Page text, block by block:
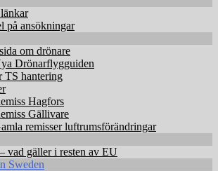
på ansökningar
om drönare
Drönarflygguiden
TS hantering
Hagfors
Gällivare
remisser luftrumsförändringar
vad gäller i resten av EU
Sweden